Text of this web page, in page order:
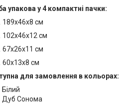
упакова у 4 компактні пачки:
189х46х8 см
102х46х12 см
67х26х11 см
60х13х8 см
для замовлення в кольорах:
Білий
Дуб Сонома